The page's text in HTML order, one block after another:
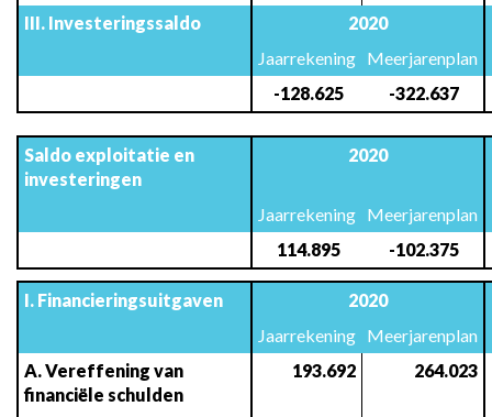
III. Investeringssaldo
2020
Jaarrekening Meerjarenplan
-128.625
-322.637
Saldo exploitatie en
investeringen
2020
Jaarrekening Meerjarenplan
114.895
-102.375
I. Financieringsuitgaven
2020
Jaarrekening Meerjarenplan
A. Vereffening van
financiële schulden
193.692 264.023